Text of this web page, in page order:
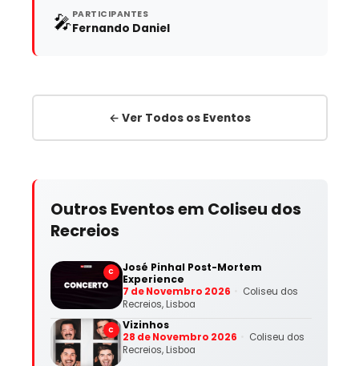
🎤PARTICIPANTES
Fernando Daniel
← Ver Todos os Eventos
Outros Eventos em Coliseu dos
Recreios
C
José Pinhal Post-Mortem
Experience
7 de Novembro 2026
Coliseu dos
Recreios, Lisboa
C Vizinhos
28 de Novembro 2026
Coliseu dos
Recreios, Lisboa